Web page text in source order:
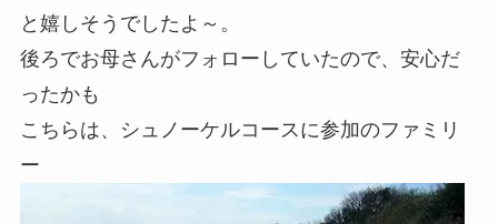
と嬉しそうでしたよ～。
後ろでお母さんがフォローしていたので、安心だ
ったかも
こちらは、シュノーケルコースに参加のファミリ
ー